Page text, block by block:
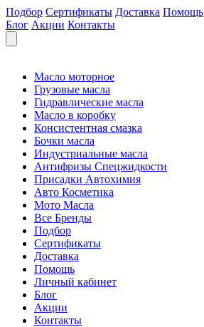
Подбор Сертификаты Доставка Помощь
Блог Акции Контакты
Масло моторное
Грузовые масла
Гидравлические масла
Масло в коробку
Консистентная смазка
Бочки масла
Индустриальные масла
Антифризы Спецжидкости
Присадки Автохимия
Авто Косметика
Мото Масла
Все Бренды
Подбор
Сертификаты
Доставка
Помощь
Личный кабинет
Блог
Акции
Контакты